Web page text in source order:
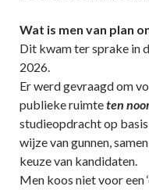
Wat is men van plan
Dit kwam ter sprake in
2026.
Er werd gevraagd om
publieke ruimteten
studieopdracht op
wijze van gunnen,
keuze van kandidaten.
Men koos niet voor een